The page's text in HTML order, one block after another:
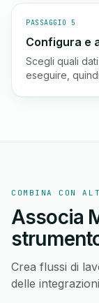
PASSAGGIO 5
Configura e
Scegli quali
eseguire,
COMBINA CON
Associa
Crea flussi di
delle